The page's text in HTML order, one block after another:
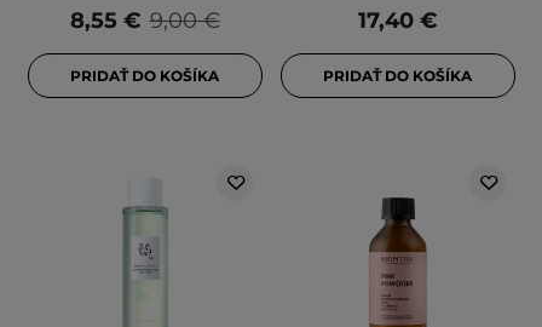
9,00 €
8,55 €
PRIDAŤ DO KOŠÍKA
17,40 €
PRIDAŤ DO KOŠÍKA